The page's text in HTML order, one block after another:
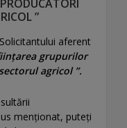
”
aferent
grupurilor
agricol ”.
menţionat, puteţi